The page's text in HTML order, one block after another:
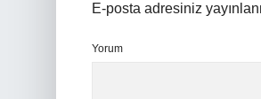
E-posta adresiniz
Yorum